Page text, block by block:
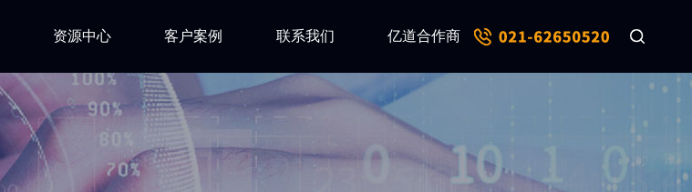
资源中心
试用下载
FAQ
安装文档
技术文档
客户案例 联系我们 亿道合作商